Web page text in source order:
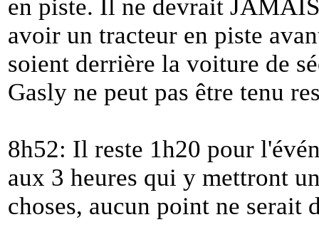
en piste. Il ne devrait
avoir un tracteur en piste
soient derrière la voiture de
Gasly ne peut pas être tenu
8h52: Il reste 1h20 pour
aux 3 heures qui y mettront
choses, aucun point ne serait